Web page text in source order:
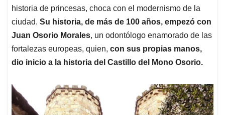
historia de princesas, choca con el modernismo de la
ciudad. Su historia, de más de 100 años, empezó con
Juan Osorio Morales, un odontólogo enamorado de las
fortalezas europeas, quien, con sus propias manos,
dio inicio a la historia del Castillo del Mono Osorio.